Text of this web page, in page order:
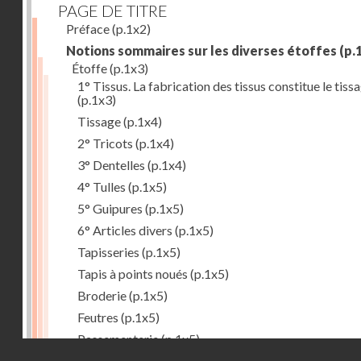
PAGE DE TITRE
Préface(p.1x2)
Notions sommaires sur les diverses étoffes
Étoffe(p.1x3)
1° Tissus. La fabrication des tissus constitue le
(p.1x3)
Tissage(p.1x4)
2° Tricots (p.1x4)
3° Dentelles (p.1x4)
4° Tulles (p.1x5)
5° Guipures (p.1x5)
6° Articles divers (p.1x5)
Tapisseries (p.1x5)
Tapis à points noués (p.1x5)
Broderie(p.1x5)
Feutres (p.1x5)
Passementerie(p.1x5)